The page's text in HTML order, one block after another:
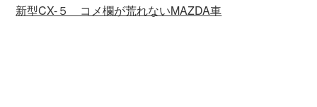
新型CX-５ コメ欄が荒れないMAZDA車